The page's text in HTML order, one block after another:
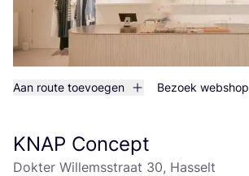
Aan route toevoegen Bezoek webshop
KNAP Concept
Dokter Willemsstraat 30, Hasselt